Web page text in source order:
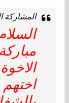
المشاركة